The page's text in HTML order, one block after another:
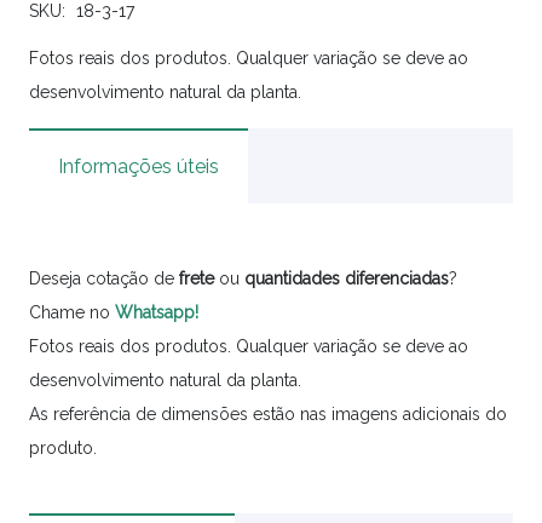
SKU: 18-3-17
Fotos reais dos produtos. Qualquer variação se deve ao
desenvolvimento natural da planta.
Informações úteis
Deseja cotação de freteou quantidades diferenciadas?
Chame no Whatsapp!
Fotos reais dos produtos. Qualquer variação se deve ao
desenvolvimento natural da planta.
As referência de dimensões estão nas imagens adicionais do
produto.